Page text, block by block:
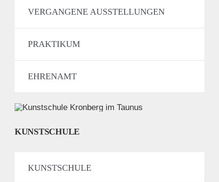
VERGANGENE AUSSTELLUNGEN
PRAKTIKUM
EHRENAMT
KUNSTSCHULE
KUNSTSCHULE